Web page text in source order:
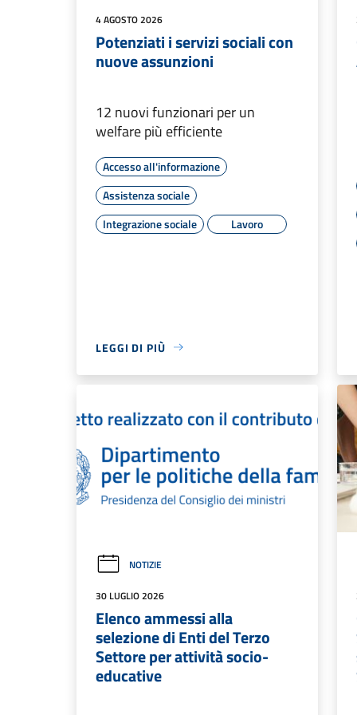
4 AGOSTO 2026
Potenziati i servizi sociali con
nuove assunzioni
12 nuovi funzionari per un
welfare più efficiente
Accesso all'informazione
Assistenza sociale
Integrazione sociale
Lavoro
LEGGI DI PIÙ
NOTIZIE
30 LUGLIO 2026
Elenco ammessi alla
selezione di Enti del Terzo
Settore per attività socio-
educative